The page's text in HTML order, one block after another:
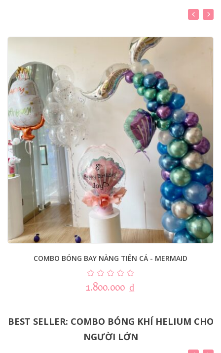
COMBO BÓNG BAY NÀNG TIÊN CÁ - MERMAID
1.800.000 ₫
BEST SELLER: COMBO BÓNG KHÍ HELIUM CHO
NGƯỜI LỚN